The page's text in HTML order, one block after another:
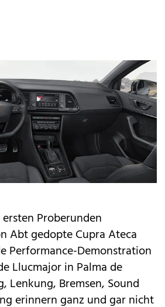
Proberunden
Abt gedopte Cupra Ateca
Performance-­Demonstration
Llucmajor in Palma de
Lenkung, Bremsen, Sound
erinnern ganz und gar nicht